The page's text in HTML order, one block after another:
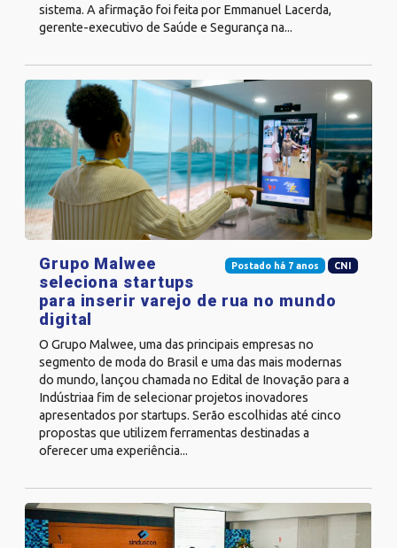
sistema. A afirmação foi feita por Emmanuel Lacerda,
gerente-executivo de Saúde e Segurança na...
Postado há 7 anos CNI
Grupo Malwee
seleciona startups
para inserir varejo de rua no mundo
digital
O Grupo Malwee, uma das principais empresas no
segmento de moda do Brasil e uma das mais modernas
do mundo, lançou chamada no Edital de Inovação para a
Indústriaa fim de selecionar projetos inovadores
apresentados por startups. Serão escolhidas até cinco
propostas que utilizem ferramentas destinadas a
oferecer uma experiência...